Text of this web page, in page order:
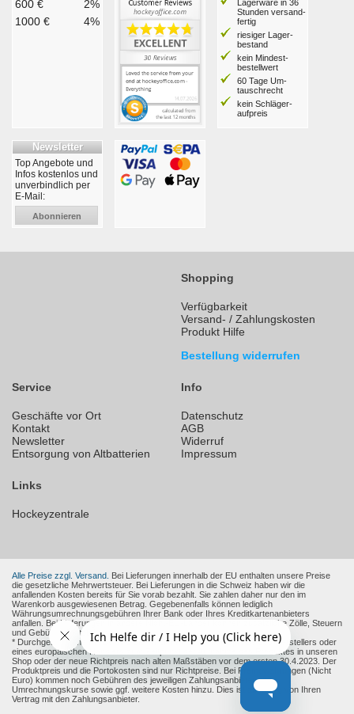
600 €
2%
1000 €
4%
Lagerware in 36
Stunden ver­sand­
fertig
riesiger Lager­
bestand
kein Mindest­
bestell­wert
60 Tage Um­
tausch­recht
kein Schläger­
aufpreis
Newsletter
Top Angebote und
Infos kostenlos und
unverbindlich per
E-Mail:
Abonnieren
Shopping
Verfügbarkeit
Versand- / Zahlungskosten
Produkt Hilfe
Bestellung widerrufen
Service
Geschäfte vor Ort
Kontakt
Newsletter
Entsorgung von Altbatterien
Info
Datenschutz
AGB
Widerruf
Impressum
Links
Hockeyzentrale
Alle Preise zzgl. Versand. Bei Lieferungen innerhalb der EU enthalten unsere Preise
die gesetzliche Mehrwertsteuer. Bei Lieferungen in die Schweiz haben wir die
anfallenden Kosten bereits für Sie vorab bezahlt. Sie zahlen daher nur den im
Warenkorb ausgewiesenen Betrag. Gegebenenfalls können lediglich
Währungsumrechnungsgebühren Ihrer Bank oder Ihres Kreditkartenanbieters
anfallen. Bei Lieferungen in andere Nicht-EU-Länder können zusätzliche Zölle, Steuern
und Gebühren entstehen.
* Durchgestrichene Preise sind die empfohlenen Verkaufspreise des Herstellers oder
eines europäischen Händlers zum Zeitpunkt der Aufnahme des Produktes in unseren
Shop oder der neue Richtpreis nach alten Maßstäben vor dem ersten 30.4.2023. Der
Produktpreis und die Portokosten sind nur Richtpreise. Bei Fremdwährungen (Nicht
Euro) kommen noch Gebühren des jeweiligen Zahlungsanbieter und
Umrechnungskurse sowie ggf. weitere Kosten hinzu. Dies ist abhängig von Ihren
Vertrag mit den Zahlungsanbieter.